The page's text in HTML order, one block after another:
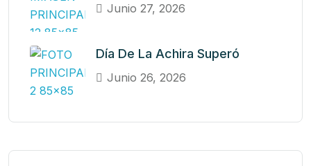
Junio 27, 2026
Día De La Achira Superó
Junio 26, 2026